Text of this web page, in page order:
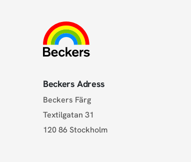
Beckers Adress
Beckers Färg
Textilgatan 31
120 86 Stockholm